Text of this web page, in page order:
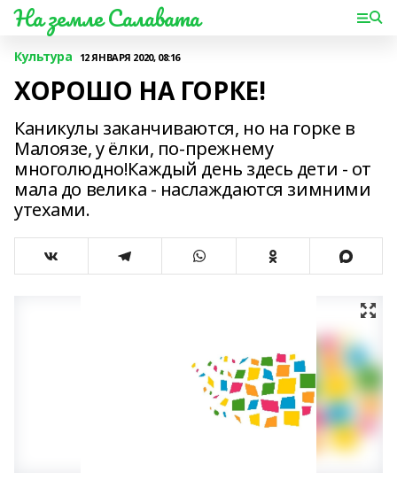
На земле Салавата
Культура 12 ЯНВАРЯ 2020, 08:16
ХОРОШО НА ГОРКЕ!
Каникулы заканчиваются, но на горке в
Малоязе, у ёлки, по-прежнему
многолюдно!Каждый день здесь дети - от
мала до велика - наслаждаются зимними
утехами.